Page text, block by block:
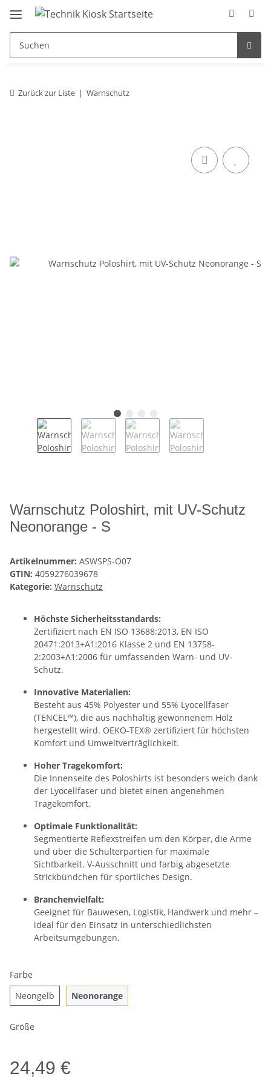
Zurück zur Liste Warnschutz
Warnschutz Poloshirt, mit UV-Schutz
Neonorange - S
Artikelnummer: ASWSPS-O07
GTIN: 4059276039678
Kategorie: Warnschutz
Höchste Sicherheitsstandards:
Zertifiziert nach EN ISO 13688:2013, EN ISO
20471:2013+A1:2016 Klasse 2 und EN 13758-
2:2003+A1:2006 für umfassenden Warn- und UV-
Schutz.
Innovative Materialien:
Besteht aus 45% Polyester und 55% Lyocellfaser
(TENCEL™), die aus nachhaltig gewonnenem Holz
hergestellt wird. OEKO-TEX® zertifiziert für höchsten
Komfort und Umweltverträglichkeit.
Hoher Tragekomfort:
Die Innenseite des Poloshirts ist besonders weich dank
der Lyocellfaser und bietet einen angenehmen
Tragekomfort.
Optimale Funktionalität:
Segmentierte Reflexstreifen um den Körper, die Arme
und über die Schulterpartien für maximale
Sichtbarkeit. V-Ausschnitt und farbig abgesetzte
Strickbündchen für sportliches Design.
Branchenvielfalt:
Geeignet für Bauwesen, Logistik, Handwerk und mehr –
ideal für den Einsatz in unterschiedlichsten
Arbeitsumgebungen.
Farbe
Neongelb Neongelb
NeonorangeNeonorange
Größe
24,49 €